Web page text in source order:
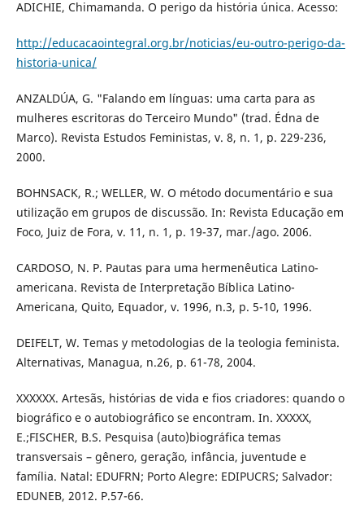
ADICHIE, Chimamanda. O perigo da história única. Acesso:
http://educacaointegral.org.br/noticias/eu-outro-perigo-da-
historia-unica/
ANZALDÚA, G. "Falando em línguas: uma carta para as
mulheres escritoras do Terceiro Mundo" (trad. Édna de
Marco). Revista Estudos Feministas, v. 8, n. 1, p. 229-236,
2000.
BOHNSACK, R.; WELLER, W. O método documentário e sua
utilização em grupos de discussão. In: Revista Educação em
Foco, Juiz de Fora, v. 11, n. 1, p. 19-37, mar./ago. 2006.
CARDOSO, N. P. Pautas para uma hermenêutica Latino-
americana. Revista de Interpretação Bíblica Latino-
Americana, Quito, Equador, v. 1996, n.3, p. 5-10, 1996.
DEIFELT, W. Temas y metodologias de la teologia feminista.
Alternativas, Managua, n.26, p. 61-78, 2004.
XXXXXX. Artesãs, histórias de vida e fios criadores: quando o
biográfico e o autobiográfico se encontram. In. XXXXX,
E.;FISCHER, B.S. Pesquisa (auto)biográfica temas
transversais – gênero, geração, infância, juventude e
família. Natal: EDUFRN; Porto Alegre: EDIPUCRS; Salvador:
EDUNEB, 2012. P.57-66.